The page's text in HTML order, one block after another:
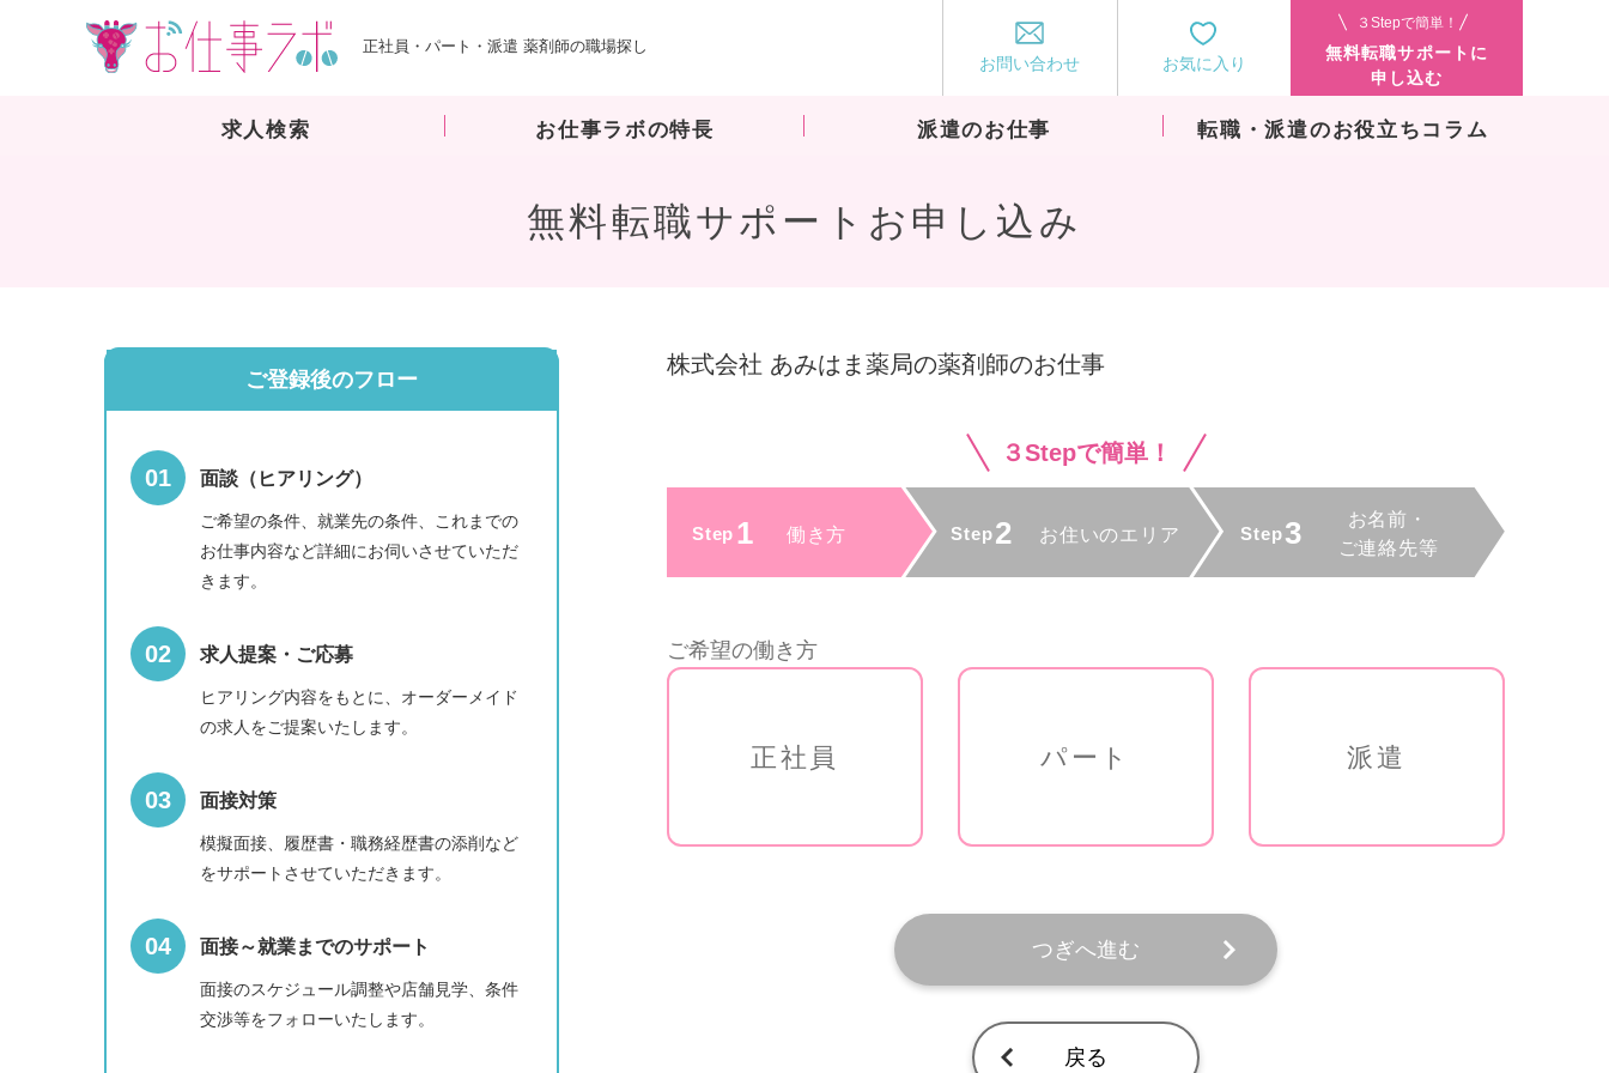
正社員・パート・派遣 薬剤師の職場探し
お問い合わせ お気に入り
３Stepで簡単！
無料転職サポートに
申し込む
求人検索 お仕事ラボの特長 派遣のお仕事 転職・派遣のお役立ちコラム
無料転職サポートお申し込み
株式会社 あみはま薬局の薬剤師のお仕事
３Stepで簡単！
ご希望の働き方
正社員 パート 派遣
つぎへ進む
戻る
ご登録後のフロー
面談（ヒアリング）
ご希望の条件、就業先の条件、これまでの
お仕事内容など詳細にお伺いさせていただ
きます。
求人提案・ご応募
ヒアリング内容をもとに、オーダーメイド
の求人をご提案いたします。
面接対策
模擬面接、履歴書・職務経歴書の添削など
をサポートさせていただきます。
面接～就業までのサポート
面接のスケジュール調整や店舗見学、条件
交渉等をフォローいたします。